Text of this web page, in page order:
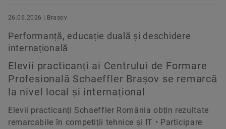
26.06.2026 | Brasov
Performanță, educație duală și deschidere
internațională
Elevii practicanți ai Centrului de Formare
Profesională Schaeffler Brașov se remarcă
la nivel local și internațional
Elevii practicanți Schaeffler România obțin rezultate
remarcabile în competiții tehnice și IT • Participare